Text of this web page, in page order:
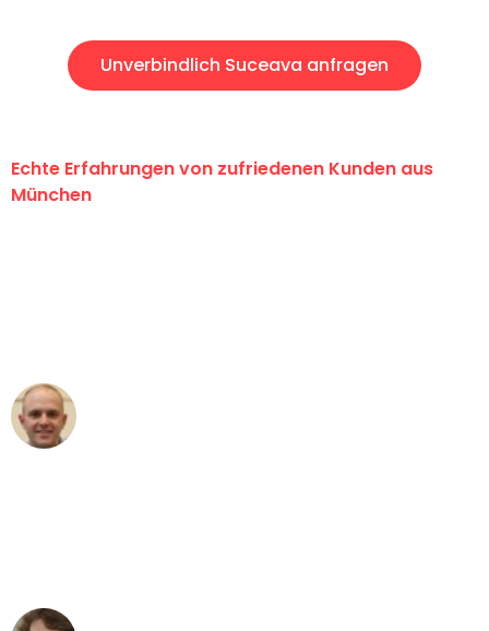
Unverbindlich Suceava anfragen
Echte Erfahrungen von zufriedenen Kunden aus
München